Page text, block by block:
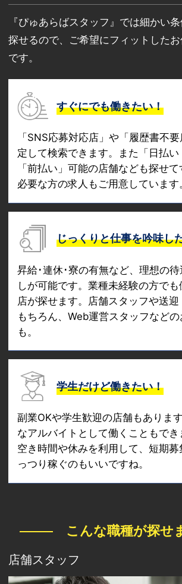
『ぴゅあらばスタッフ』では細かい
探せるので、ご希望にフィットした
です。
すぐにでも働きたい！
「SNS応募対応店」や「履歴書不
定して検索できます。また「日払い
「前払い」可能の店舗なども探せ
必要な方の求人もご用意しています
じっくりと仕事を吟味し
昇給･連休･寮の有無など、理想の
しが可能です。業種未経験の方で
店が探せます。店舗スタッフや送
もちろん、Web運営スタッフなど
も。
学生だけど働きたい！
副業OKや学生歓迎の店舗もありま
なアルバイトとして働くこともで
空き時間や休みを利用して、短期
っつり稼ぐのもいいですね。
こんな職種が探せ
店舗スタッフ